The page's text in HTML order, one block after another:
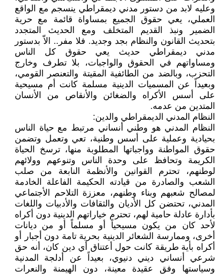
وعليه لابد من دستور مدني ديمقراطي ينسجم مع الواقع
العملي، يعي حقوق الجميع بمساواة قائمة مع حرية
الضمير ونبذ القديم المتخلف ومع الحديث المتجدد
بتحديث القانون والنظام بجد وجديد. فلا مفر.. الاّ بدستور
مدني ديمقراطي حديث يعي حقوق كل الناس
ومساواتهم في الحقوق والواجبات، بلا تطرف وخارج
التحزب، وبالضد من الطائفية المقيتة والتعنصر القومي،
وبعيداً عن المسميات الدينية مسلمة كانت أم مسيحية
على أسس الأكراه والضغائن والأنقاص من الأنسان
المتدين من عدمه.
النظام المدني الديمقراطي والدين:
النظام المدني هو وطني أنساني مرتبط مع حياة الناس
بحيادية وعملية على أسس وطنية، تعي وتعمل وتضمن
حقوق المواطنة وواجباتها المطلوبة منها، ترسخ الحياة
الكريمة وتحافظ على وحدة الناس وتنوعهم وولائهم
لوطنهم، تحترم القوانين والأنظمة النابعة من صلب
الشعب والصادرة من قيادته الحكيمة الفاعلة الخادمة
لمصالح شعبهم وبناء وطنهم، معززة التلاحم الأجتماعي
المدني، تحتضن كل الأديان والثقافات والأدبيات واللغات
بأدارة عادلة حامية لهم، تحترم خياراتهم الدينية دون أكراه
لأحد كان من يكون مسيحياً أو مسلماً أو من ديانات
أخرى، وممارسة الشعائر الدينية بحرية تامة دون أجبار أو
أكراه بأية طريقة كانت حول أعتناق أي دين كان، أنه حق
شرعي أنساني ديني دنيوي، بعيداً عن أدلجة المدنية
وسياستها وفق عقيدة معينة، دون الهيمنة والنعرات